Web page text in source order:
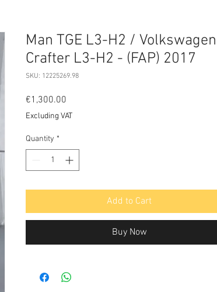
Man TGE L3-H2 / Volkswagen
Crafter L3-H2 - (FAP) 2017
SKU: 12225269.98
€1,300.00
Excluding VAT
Quantity *
Add to Cart
Buy Now